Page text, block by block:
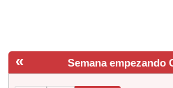
« Semana empezando